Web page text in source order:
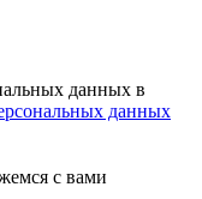
данных в
данных
с вами